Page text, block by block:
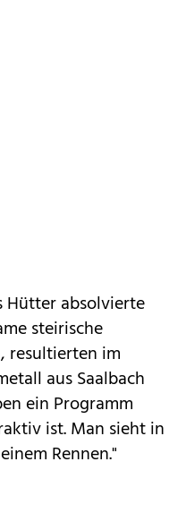
Hütter absolvierte
steirische
resultierten im
aus Saalbach
ein Programm
ist. Man sieht in
Rennen."